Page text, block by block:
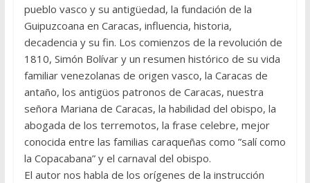
pueblo vasco y su antigüedad, la fundación de la
Guipuzcoana en Caracas, influencia, historia,
decadencia y su fin. Los comienzos de la revolución de
1810, Simón Bolívar y un resumen histórico de su vida
familiar venezolanas de origen vasco, la Caracas de
antaño, los antigüos patronos de Caracas, nuestra
señora Mariana de Caracas, la habilidad del obispo, la
abogada de los terremotos, la frase celebre, mejor
conocida entre las familias caraqueñas como ”salí como
la Copacabana” y el carnaval del obispo.
El autor nos habla de los orígenes de la instrucción